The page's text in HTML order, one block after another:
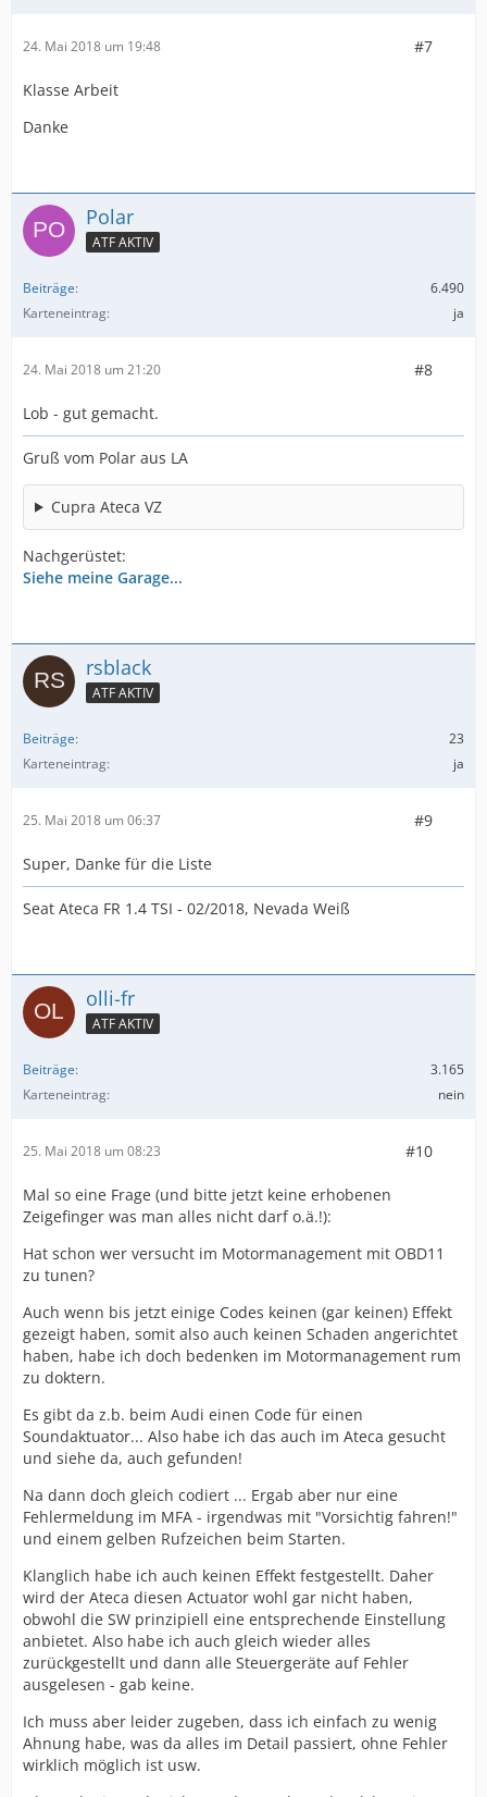
24. Mai 2018 um 19:48 #7
Klasse Arbeit
Danke
Polar
ATF AKTIV
Beiträge
6.490
Karteneintrag
ja
24. Mai 2018 um 21:20 #8
Lob - gut gemacht.
Gruß vom Polar aus LA
Cupra Ateca VZ
Nachgerüstet:
Siehe meine Garage...
rsblack
ATF AKTIV
Beiträge
23
Karteneintrag
ja
25. Mai 2018 um 06:37 #9
Super, Danke für die Liste
Seat Ateca FR 1.4 TSI - 02/2018, Nevada Weiß
olli-fr
ATF AKTIV
Beiträge
3.165
Karteneintrag
nein
25. Mai 2018 um 08:23 #10
Mal so eine Frage (und bitte jetzt keine erhobenen
Zeigefinger was man alles nicht darf o.ä.!):
Hat schon wer versucht im Motormanagement mit OBD11
zu tunen?
Auch wenn bis jetzt einige Codes keinen (gar keinen) Effekt
gezeigt haben, somit also auch keinen Schaden angerichtet
haben, habe ich doch bedenken im Motormanagement rum
zu doktern.
Es gibt da z.b. beim Audi einen Code für einen
Soundaktuator... Also habe ich das auch im Ateca gesucht
und siehe da, auch gefunden!
Na dann doch gleich codiert ... Ergab aber nur eine
Fehlermeldung im MFA - irgendwas mit "Vorsichtig fahren!"
und einem gelben Rufzeichen beim Starten.
Klanglich habe ich auch keinen Effekt festgestellt. Daher
wird der Ateca diesen Actuator wohl gar nicht haben,
obwohl die SW prinzipiell eine entsprechende Einstellung
anbietet. Also habe ich auch gleich wieder alles
zurückgestellt und dann alle Steuergeräte auf Fehler
ausgelesen - gab keine.
Ich muss aber leider zugeben, dass ich einfach zu wenig
Ahnung habe, was da alles im Detail passiert, ohne Fehler
wirklich möglich ist usw.